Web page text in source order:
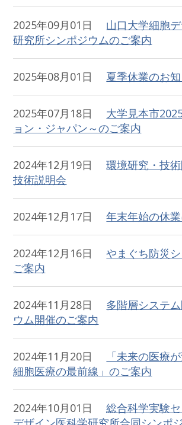
2025年09月01日 山口大学細胞
研究所シンポジウムのご案内
2025年08月01日 夏季休業のお
2025年07月18日 大学見本市
ョン・ジャパン～のご案内
2024年12月19日環境研究・技
技術説明会
2024年12月17日年末年始の休
2024年12月16日やまぐち防災
ご案内
2024年11月28日 多階層システ
ウム開催のご案内
2024年11月20日
「未来の医療
細胞医療の最前線」のご案内
2024年10月01日総合科学実験